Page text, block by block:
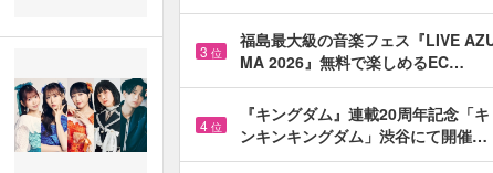
3 位
福島最大級の音楽フェス『LIVE
MA 2026』無料で楽しめるEC…
4 位
『キングダム』連載20周年記念「キ
ンキンキングダム」渋谷にて開催…